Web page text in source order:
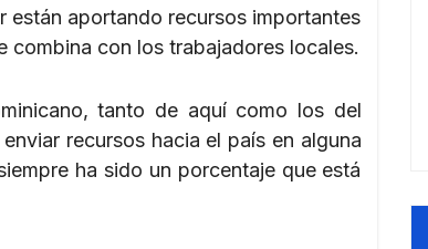
están aportando recursos importantes
combina con los trabajadores locales.
tanto de aquí como los del
recursos hacia el país en alguna
ha sido un porcentaje que está